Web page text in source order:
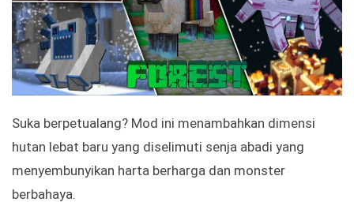
Suka berpetualang? Mod ini menambahkan dimensi
hutan lebat baru yang diselimuti senja abadi yang
menyembunyikan harta berharga dan monster
berbahaya.